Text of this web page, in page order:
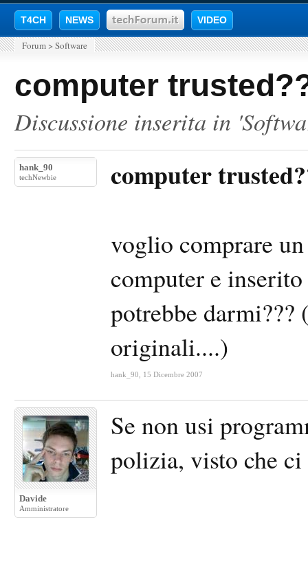
T4CH NEWS VIDEO
Forum > Software
computer
Discussione inserita in '
hank_90
techNewbie computer
voglio comprare
computer e
potrebbe darmi???
originali....)
hank_90 15 Dicembre 2007
Davide
Amministratore
Se non usi
polizia, visto che ci